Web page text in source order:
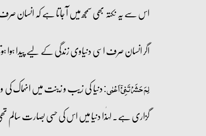
اس سے یہ نکتہ بھی سمجھ میں آ جاتا ہے کہ انسان
اگر انسان صرف اسی دنیاوی زندگی کے لیے پیدا ہوا
لِمَ حَشَرۡتَنِیۡۤ اَعۡمٰی:دنیا کی زیب و زینت میں انہماک
گزاری ہے۔ لہٰذا دنیا میں اس کی حسی بصارت سالم